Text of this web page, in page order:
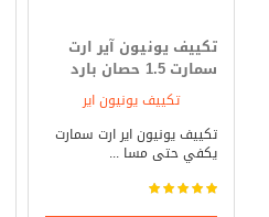
تكييف يونيون آير ارت
سمارت 1.5 حصان بارد
تكييف يونيون اير
تكييف يونيون اير ارت سمارت
يكفي حتى مسا ...